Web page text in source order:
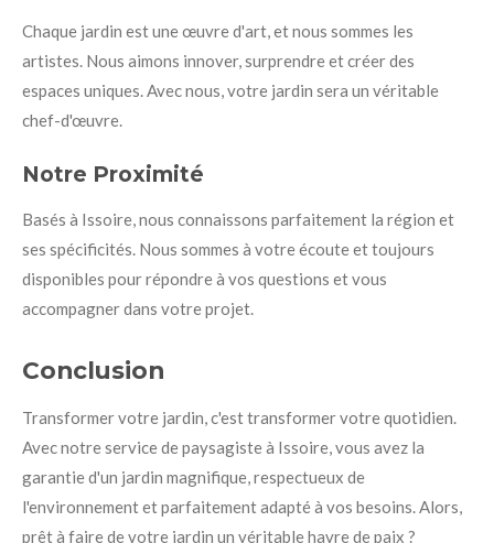
Chaque jardin est une œuvre d'art, et nous sommes les
artistes. Nous aimons innover, surprendre et créer des
espaces uniques. Avec nous, votre jardin sera un véritable
chef-d'œuvre.
Notre Proximité
Basés à Issoire, nous connaissons parfaitement la région et
ses spécificités. Nous sommes à votre écoute et toujours
disponibles pour répondre à vos questions et vous
accompagner dans votre projet.
Conclusion
Transformer votre jardin, c'est transformer votre quotidien.
Avec notre service de paysagiste à Issoire, vous avez la
garantie d'un jardin magnifique, respectueux de
l'environnement et parfaitement adapté à vos besoins. Alors,
prêt à faire de votre jardin un véritable havre de paix ?